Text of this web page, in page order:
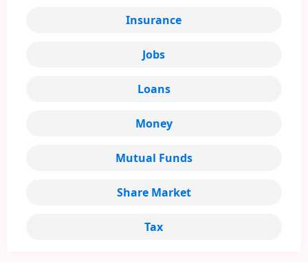
Insurance
Jobs
Loans
Money
Mutual Funds
Share Market
Tax